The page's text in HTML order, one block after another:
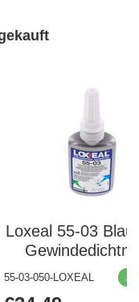
Loxeal 55-03 Blau
55-03-050-LOXEAL